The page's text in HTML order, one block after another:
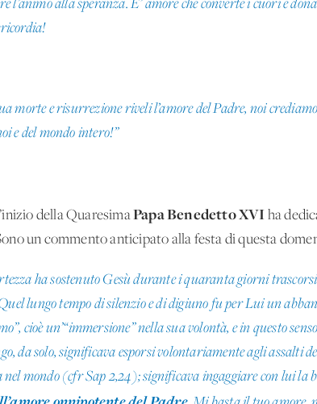
l’animo alla speranza. E’ amore che converte i cuori e
morte e risurrezione riveli l’amore del Padre, noi
e del mondo intero!”
della QuaresimaPapa Benedetto XVI ha
un commento anticipato alla festa di questa
ha sostenuto Gesù durante i quaranta giorni
lungo tempo di silenzio e di digiuno fu per Lui un
cioè un’“immersione” nella sua volontà, e in questo
da solo, significava esporsi volontariamente agli assalti
mondo (cfr Sap 2,24); significava ingaggiare con lui la